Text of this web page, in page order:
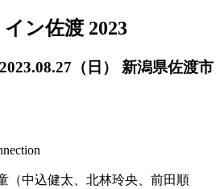
ン佐渡 2023
（日） 新潟県佐渡市
（中込健太、北林玲央、前田順